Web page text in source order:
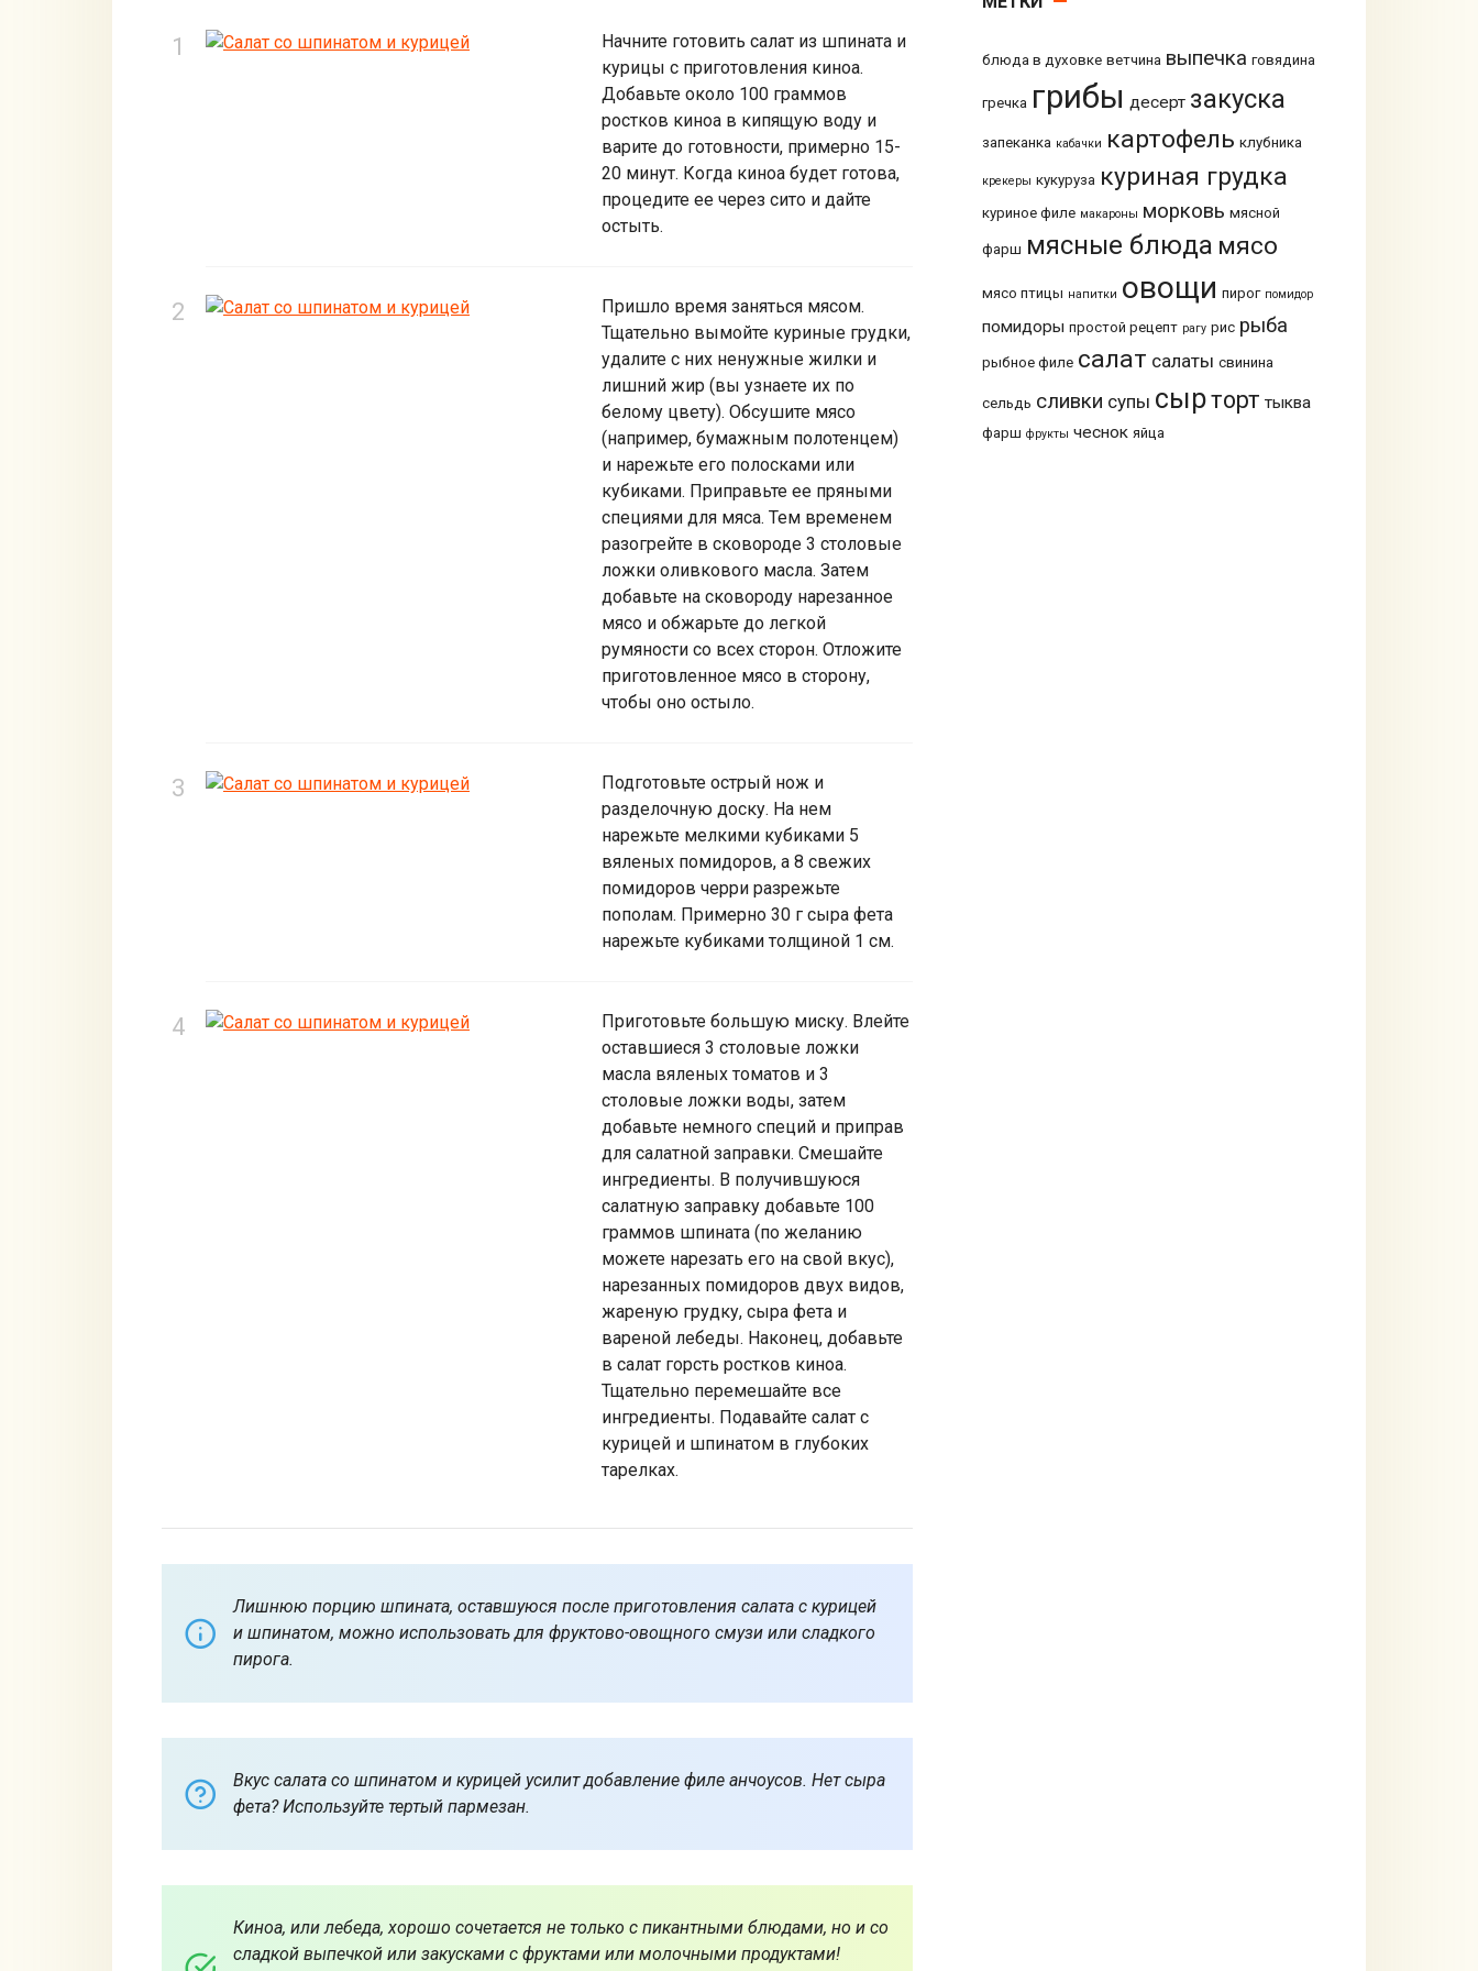
Начните готовить салат из шпината и
курицы с приготовления киноа.
Добавьте около 100 граммов
ростков киноа в кипящую воду и
варите до готовности, примерно 15-
20 минут. Когда киноа будет готова,
процедите ее через сито и дайте
остыть.
Пришло время заняться мясом.
Тщательно вымойте куриные грудки,
удалите с них ненужные жилки и
лишний жир (вы узнаете их по
белому цвету). Обсушите мясо
(например, бумажным полотенцем)
и нарежьте его полосками или
кубиками. Приправьте ее пряными
специями для мяса. Тем временем
разогрейте в сковороде 3 столовые
ложки оливкового масла. Затем
добавьте на сковороду нарезанное
мясо и обжарьте до легкой
румяности со всех сторон. Отложите
приготовленное мясо в сторону,
чтобы оно остыло.
Подготовьте острый нож и
разделочную доску. На нем
нарежьте мелкими кубиками 5
вяленых помидоров, а 8 свежих
помидоров черри разрежьте
пополам. Примерно 30 г сыра фета
нарежьте кубиками толщиной 1 см.
Приготовьте большую миску. Влейте
оставшиеся 3 столовые ложки
масла вяленых томатов и 3
столовые ложки воды, затем
добавьте немного специй и приправ
для салатной заправки. Смешайте
ингредиенты. В получившуюся
салатную заправку добавьте 100
граммов шпината (по желанию
можете нарезать его на свой вкус),
нарезанных помидоров двух видов,
жареную грудку, сыра фета и
вареной лебеды. Наконец, добавьте
в салат горсть ростков киноа.
Тщательно перемешайте все
ингредиенты. Подавайте салат с
курицей и шпинатом в глубоких
тарелках.
Лишнюю порцию шпината, оставшуюся после приготовления салата с курицей
и шпинатом, можно использовать для фруктово-овощного смузи или сладкого
пирога.
Вкус салата со шпинатом и курицей усилит добавление филе анчоусов. Нет сыра
фета? Используйте тертый пармезан.
Киноа, или лебеда, хорошо сочетается не только с пикантными блюдами, но и со
сладкой выпечкой или закусками с фруктами или молочными продуктами!
блюда в духовке ветчина выпечка говядина
гречка грибы десерт закуска
запеканка кабачки картофель клубника
крекеры кукуруза куриная грудка
куриное филе макароны морковь мясной
фарш мясные блюда мясо
мясо птицы напитки овощи пирог помидор
помидоры простой рецепт рагу рис рыба
рыбное филе салат салаты свинина
сельдь сливки супы сырторт тыква
фарш фрукты чеснок яйца